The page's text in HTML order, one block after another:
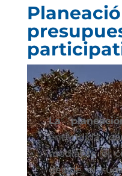
La
entendida
mediante el
decide el